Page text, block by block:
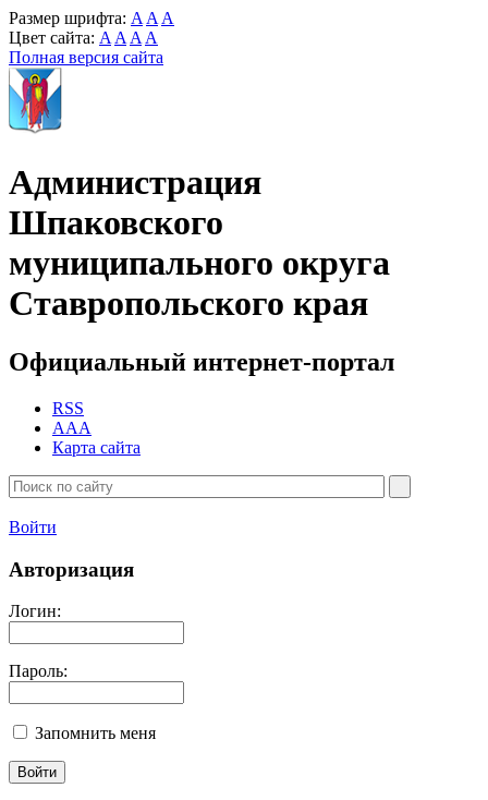
Размер шрифта: A A A
Цвет сайта: A A A A
Полная версия сайта
Администрация
Шпаковского
муниципального округа
Ставропольского края
Официальный интернет-портал
RSS
AAA
Карта сайта
Войти
Авторизация
Логин:
Пароль:
Запомнить меня